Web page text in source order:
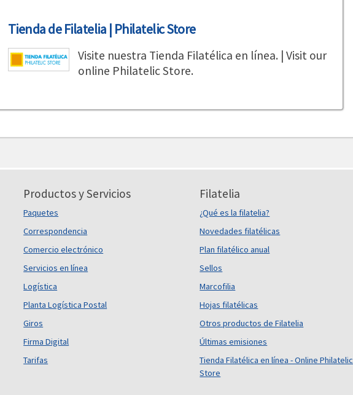
Tienda de Filatelia | Philatelic Store
Visite nuestra Tienda Filatélica en línea. | Visit our
online Philatelic Store.
Productos y Servicios
Paquetes
Correspondencia
Comercio electrónico
Servicios en línea
Logística
Planta Logística Postal
Giros
Firma Digital
Tarifas
Filatelia
¿Qué es la filatelia?
Novedades filatélicas
Plan filatélico anual
Sellos
Marcofilia
Hojas filatélicas
Otros productos de Filatelia
Últimas emisiones
Tienda Filatélica en línea - Online Philatelic
Store